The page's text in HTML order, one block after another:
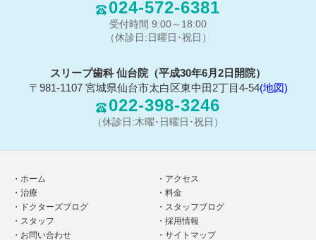
024-572-6381
受付時間 9:00～18:00
（休診日:日曜日･祝日）
スリープ歯科 仙台院（平成30年6月2日開院）
〒981-1107 宮城県仙台市太白区東中田2丁目4-54(地図)
022-398-3246
（休診日:木曜･日曜日･祝日）
ホーム
アクセス
治療
料金
ドクターズブログ
スタッフブログ
スタッフ
採用情報
お問い合わせ
サイトマップ